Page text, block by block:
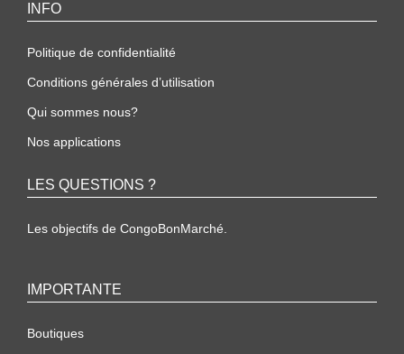
INFO
Politique de confidentialité
Conditions générales d’utilisation
Qui sommes nous?
Nos applications
LES QUESTIONS ?
Les objectifs de CongoBonMarché.
IMPORTANTE
Boutiques